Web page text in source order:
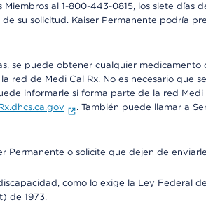
al 1-800-443-0815, los siete días
su solicitud. Kaiser Permanente podría
se puede obtener cualquier medicamento
red de Medi Cal Rx. No es necesario que
informarle si forma parte de la red Medi
. También puede llamar a
o solicite que dejen de
como lo exige la Ley Federal
de 1973.